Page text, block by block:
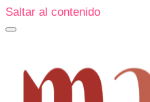
Saltar al contenido